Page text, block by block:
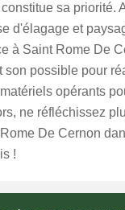
sa priorité.
d'élagage et
à Saint Rome De
son possible pour
opérants
ne réfléchissez
De Cernon
!